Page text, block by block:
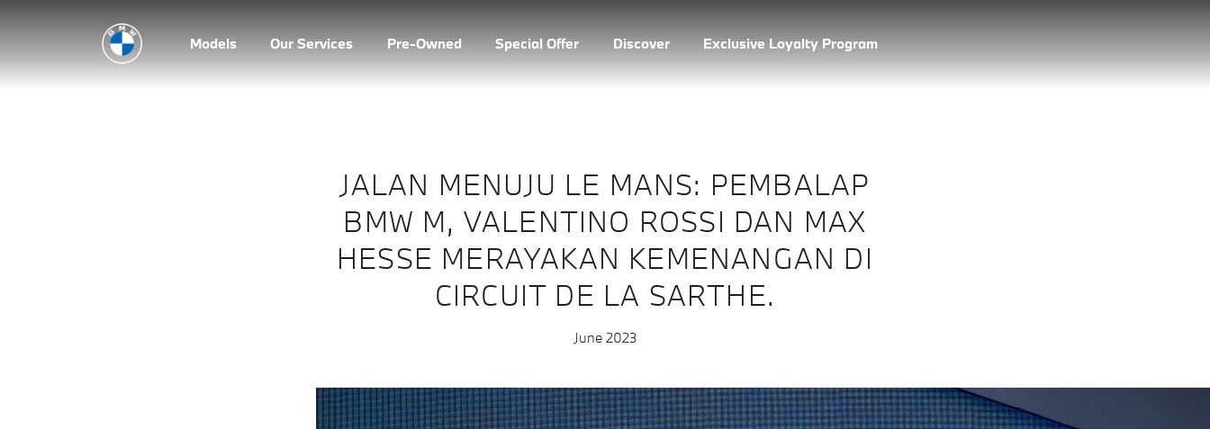
Models Our Services Pre-Owned Special Offer Discover Exclusive Loyalty Program
JALAN MENUJU LE MANS: PEMBALAP
BMW M, VALENTINO ROSSI DAN MAX
HESSE MERAYAKAN KEMENANGAN DI
CIRCUIT DE LA SARTHE.
June 2023